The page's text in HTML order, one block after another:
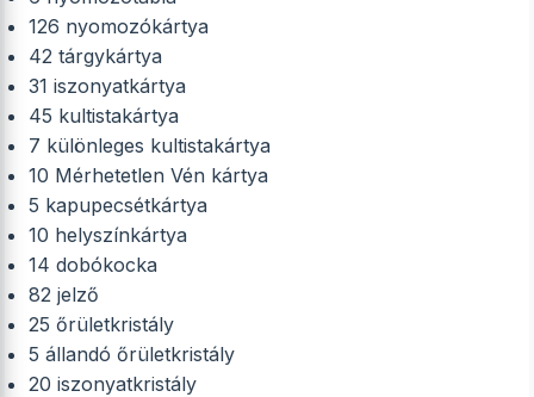
126 nyomozókártya
42 tárgykártya
31 iszonyatkártya
45 kultistakártya
7 különleges kultistakártya
10 Mérhetetlen Vén kártya
5 kapupecsétkártya
10 helyszínkártya
14 dobókocka
82 jelző
25 őrületkristály
5 állandó őrületkristály
20 iszonyatkristály